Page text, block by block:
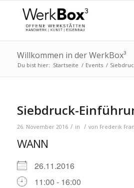
Willkommen in der WerkBox³
Du bist hier: Startseite / Events /
Siebdruck-
26. November 2016 / in / von Frederik
WANN
26.11.2016
11:00 - 16:00